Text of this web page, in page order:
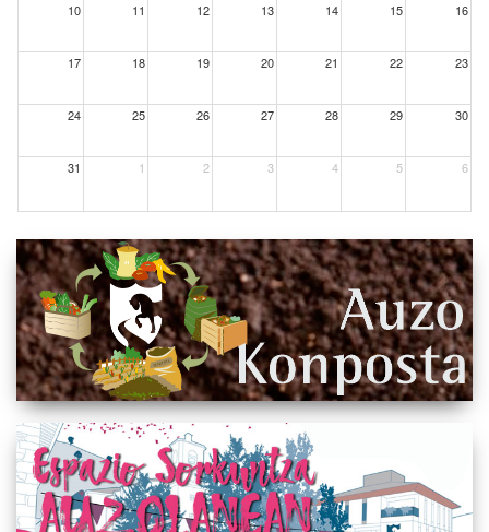
10 11 12 13 14 15 16
17 18 19 20 21 22 23
24 25 26 27 28 29 30
31 1 2 3 4 5 6